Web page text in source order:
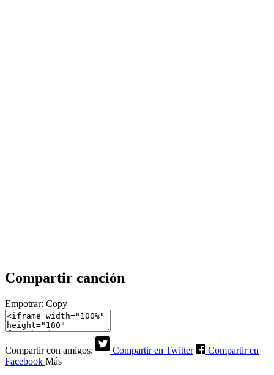
Compartir canción
Empotrar: Copy
Compartir con amigos: Compartir en Twitter
Compartir en
Facebook Más